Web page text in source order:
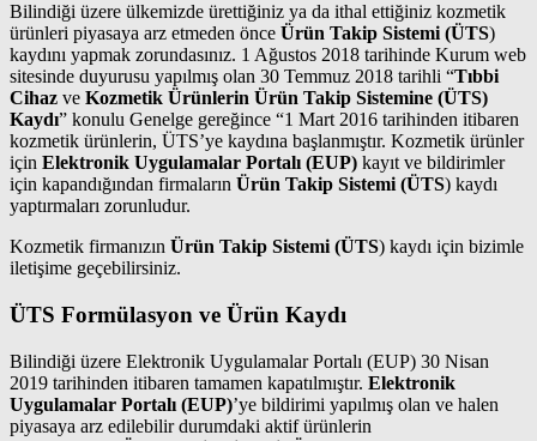
Bilindiği üzere ülkemizde ürettiğiniz ya da ithal ettiğiniz kozmetik
ürünleri piyasaya arz etmeden önce Ürün Takip Sistemi (ÜTS)
kaydını yapmak zorundasınız. 1 Ağustos 2018 tarihinde Kurum web
sitesinde duyurusu yapılmış olan 30 Temmuz 2018 tarihli “Tıbbi
Cihaz ve Kozmetik Ürünlerin Ürün Takip Sistemine (ÜTS)
Kaydı” konulu Genelge gereğince “1 Mart 2016 tarihinden itibaren
kozmetik ürünlerin, ÜTS’ye kaydına başlanmıştır. Kozmetik ürünler
için Elektronik Uygulamalar Portalı (EUP) kayıt ve bildirimler
için kapandığından firmaların Ürün Takip Sistemi (ÜTS) kaydı
yaptırmaları zorunludur.
Kozmetik firmanızın Ürün Takip Sistemi (ÜTS) kaydı için bizimle
iletişime geçebilirsiniz.
ÜTS Formülasyon ve Ürün Kaydı
Bilindiği üzere Elektronik Uygulamalar Portalı (EUP) 30 Nisan
2019 tarihinden itibaren tamamen kapatılmıştır. Elektronik
Uygulamalar Portalı (EUP)’ye bildirimi yapılmış olan ve halen
piyasaya arz edilebilir durumdaki aktif ürünlerin